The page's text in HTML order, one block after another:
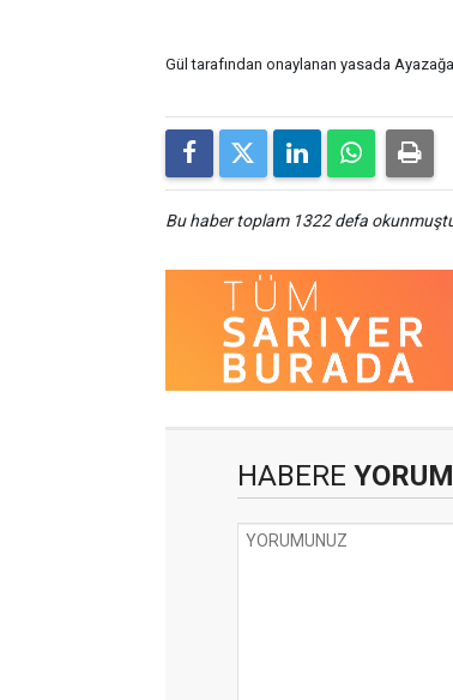
Gül tarafından onaylanan yasada
Bu haber toplam 1322 defa
HABERE